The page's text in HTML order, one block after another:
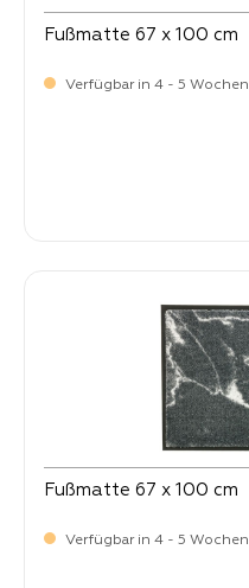
Fußmatte 67 x 100 cm
Verfügbar in 4 - 5 Wochen
Fußmatte 67 x 100 cm
Verfügbar in 4 - 5 Wochen